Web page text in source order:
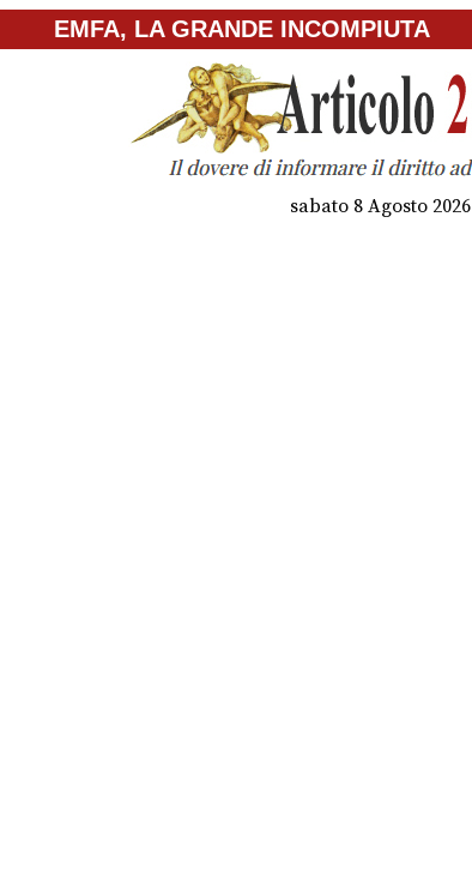
EMFA, LA GRANDE INCOMPIUTA
sabato 8 Agosto 2026